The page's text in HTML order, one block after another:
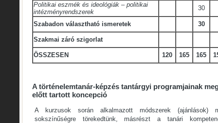
Politikai eszmék és ideológiák – politikai
intézményrendszerek
30
Szabadon választható ismeretek 30
Szakmai záró szigorlat
ÖSSZESEN 120 165 165
A történelemtanár-képzés tantárgyi programjainak
előtt tartott koncepció
A kurzusok során alkalmazott módszerek (ajánlások)
sokszínűségre törekedtünk, másrészt a tanári